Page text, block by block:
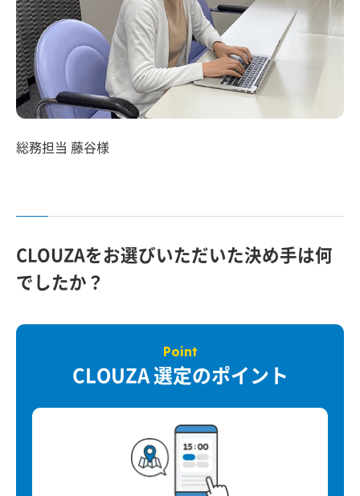
総務担当 藤谷様
CLOUZAをお選びいただいた決め手は何
でしたか？
Point
CLOUZA 選定のポイント